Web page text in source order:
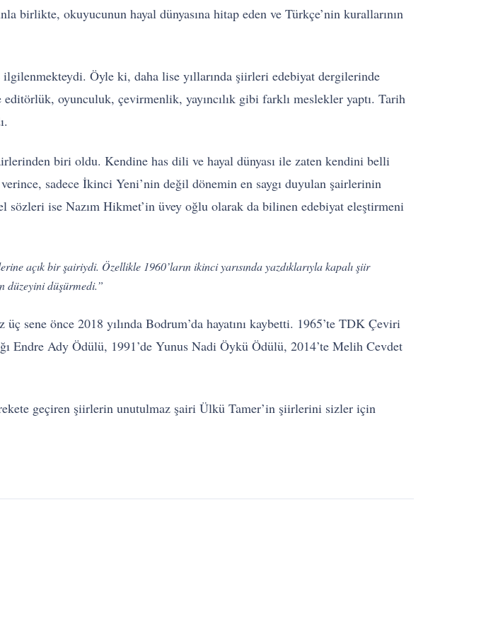
birlikte, okuyucunun hayal dünyasına hitap eden ve Türkçe’nin kurallarının
Öyle ki, daha lise yıllarında şiirleri edebiyat dergilerinde
editörlük, oyunculuk, çevirmenlik, yayıncılık gibi farklı meslekler yaptı. Tarih
biri oldu. Kendine has dili ve hayal dünyası ile zaten kendini belli
sadece İkinci Yeni’nin değil dönemin en saygı duyulan şairlerinin
sözleri ise Nazım Hikmet’in üvey oğlu olarak da bilinen edebiyat eleştirmeni
açık bir şairiydi. Özellikle 1960’ların ikinci yarısında yazdıklarıyla kapalı şiir
düzeyini düşürmedi.”
sene önce 2018 yılında Bodrum’da hayatını kaybetti. 1965’te TDK Çeviri
Endre Ady Ödülü, 1991’de Yunus Nadi Öykü Ödülü, 2014’te Melih Cevdet
geçiren şiirlerin unutulmaz şairi Ülkü Tamer’in şiirlerini sizler için